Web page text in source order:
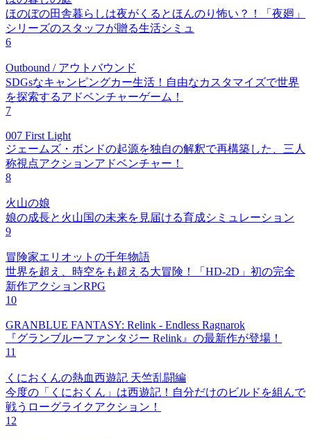
ほのぼの田舎暮らしは夜がくるとほんのり怖い？！「夜廻」
シリーズのスタッフが贈る生活シミュ
6
Outbound / アウトバウンド
SDGsなキャンピングカー生活！自由なカスタマイズで世界
を探索するアドベンチャーゲーム！
7
007 First Light
ジェームズ・ボンドの起源を独自の解釈で再構築した、三人
称視点アクションアドベンチャー！
8
火山の娘
娘の成長と火山国の未来を見届ける育成シミュレーション
9
冒険家エリオットの千年物語
世界を超え、時空をも超える大冒険！「HD-2D」初の完全
新作アクションRPG
10
GRANBLUE FANTASY: Relink - Endless Ragnarok
『グランブルーファンタジー Relink』の最新作が登場！
11
くにおくんの熱血西遊記 天竺乱闘編
今度の「くにおくん」は西遊記！自分だけのビルドを組んで
戦うローグライクアクション！
12